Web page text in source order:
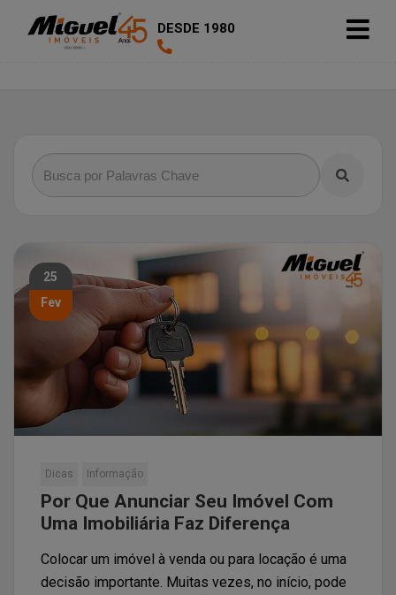
DESDE 1980
25
Fev
Dicas Informação
Por Que Anunciar Seu Imóvel Com
Uma Imobiliária Faz Diferença
Colocar um imóvel à venda ou para locação é uma
decisão importante. Muitas vezes, no início, pode